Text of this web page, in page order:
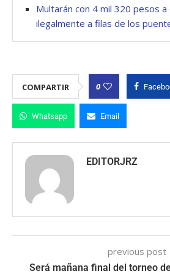
Multarán con 4 mil 320 pesos
ilegalmente a filas de los
COMPARTIR 0
Whatsapp Email
EDITORJRZ
previous post
Será mañana final del torneo